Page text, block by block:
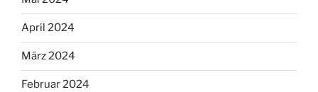
April 2024
März 2024
Februar 2024